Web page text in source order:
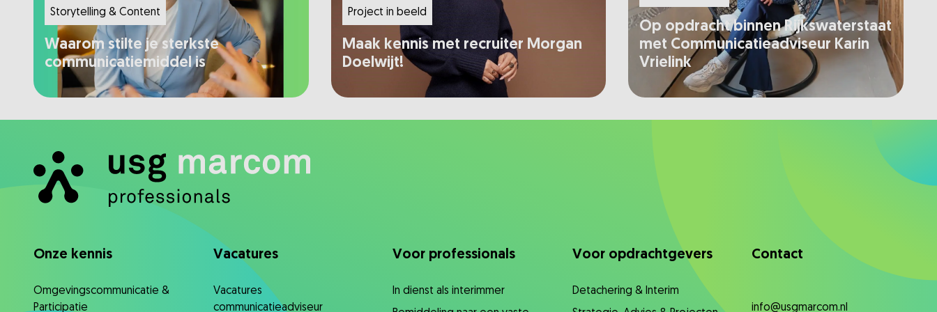
Storytelling & Content
Waarom stilte je sterkste
communicatiemiddel is
Project in beeld
Maak kennis met recruiter Morgan
Doelwijt!
Op opdracht binnen Rijkswaterstaat
met Communicatieadviseur Karin
Vrielink
Onze kennis
Omgevingscommunicatie &
Participatie
Vacatures
Vacatures
communicatieadviseur
Voor professionals
In dienst als interimmer
Voor opdrachtgevers
Detachering & Interim
Contact
info@usgmarcom.nl